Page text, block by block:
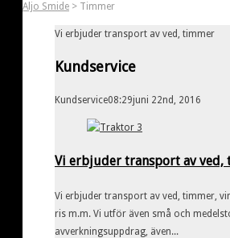
Aljo Smide > Timmer
Vi erbjuder transport av ved, timmer
Kundservice
Kundservice08:29juni 22nd, 2016
Vi erbjuder transport av ved,
Vi erbjuder transport av ved, timmer,
ris m.m. Vi utför även små och
avverkningsuppdrag, även...